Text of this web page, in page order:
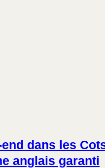
dans les
anglais garanti